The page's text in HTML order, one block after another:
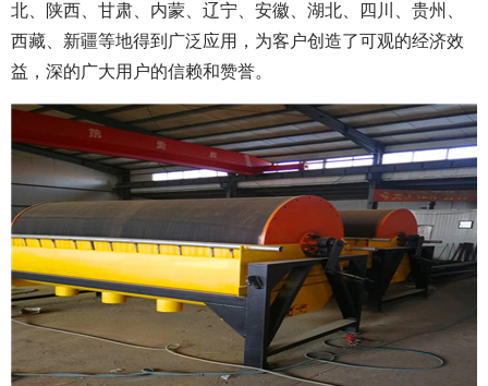
北、陕西、甘肃、内蒙、辽宁、安徽、湖北、四川、贵州、
西藏、新疆等地得到广泛应用，为客户创造了可观的经济效
益，深的广大用户的信赖和赞誉。